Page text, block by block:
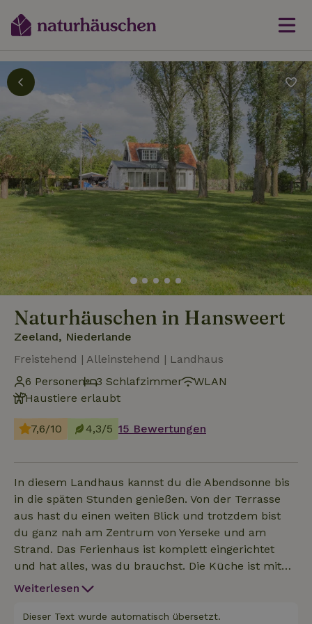
Naturhäuschen in Hansweert
Zeeland, Niederlande
Freistehend | Alleinstehend | Landhaus
6 Personen
3 Schlafzimmer
WLAN
Haustiere erlaubt
7,6/10 4,3/5 15 Bewertungen
In diesem Landhaus kannst du die Abendsonne bis
in die späten Stunden genießen. Von der Terrasse
aus hast du einen weiten Blick und trotzdem bist
du ganz nah am Zentrum von Yerseke und am
Strand. Das Ferienhaus ist komplett eingerichtet
und hat alles, was du brauchst. Die Küche ist mit
modernen Geräten ausgestattet. Ein großes
separate Küche, 3 Schlafzimmer, 2 Bäder, davon 1
Weiterlesen
Dieser Text wurde automatisch übersetzt.